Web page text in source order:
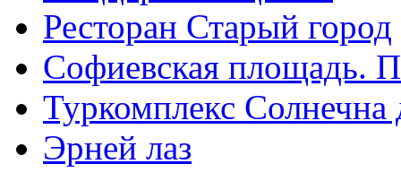
Ресторан Старый город
Софиевская площадь.
Туркомплекс Солнечна
Эрней лаз